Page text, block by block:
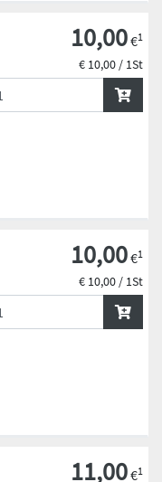
10,00€1
€ 10,00 / 1St
10,00€1
€ 10,00 / 1St
11,00€1